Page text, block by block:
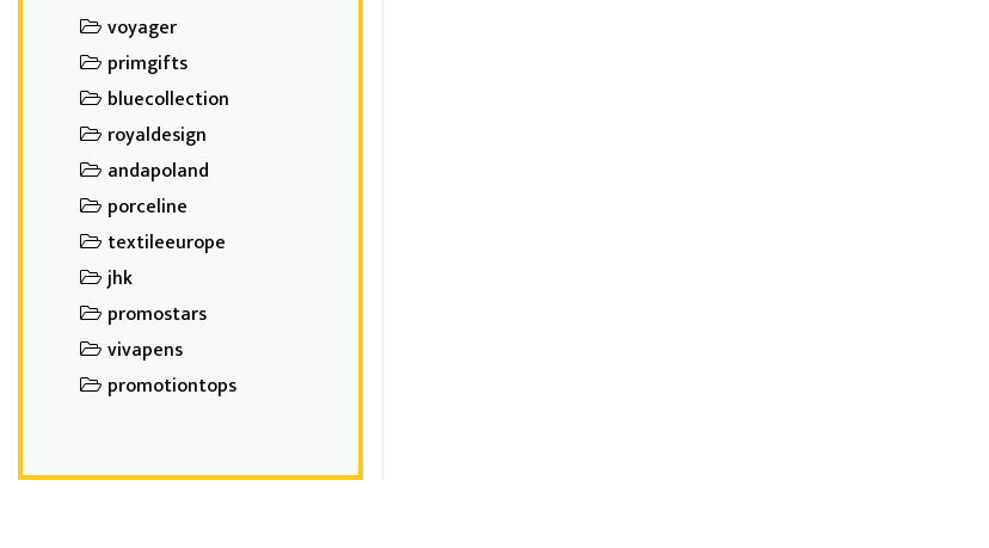
voyager
primgifts
bluecollection
royaldesign
andapoland
porceline
textileeurope
jhk
promostars
vivapens
promotiontops